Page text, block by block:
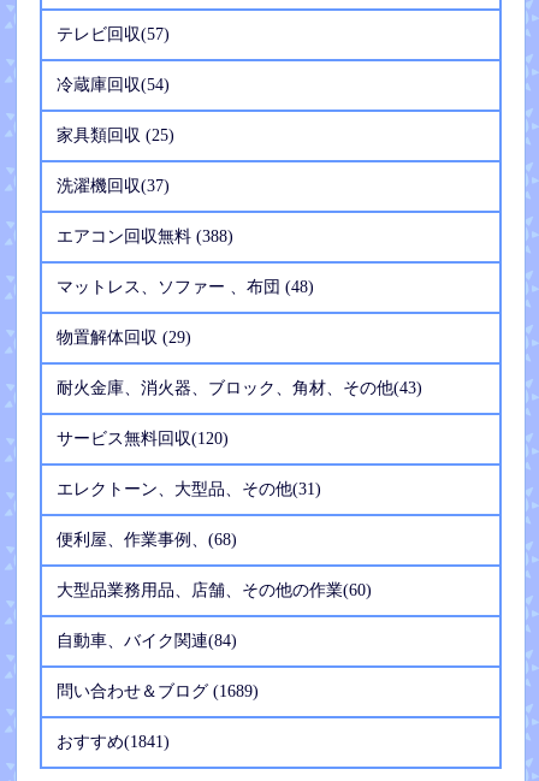
テレビ回収(57)
冷蔵庫回収(54)
家具類回収 (25)
洗濯機回収(37)
エアコン回収無料 (388)
マットレス、ソファー 、布団 (48)
物置解体回収 (29)
耐火金庫、消火器、ブロック、角材、その他(43)
サービス無料回収(120)
エレクトーン、大型品、その他(31)
便利屋、作業事例、(68)
大型品業務用品、店舗、その他の作業(60)
自動車、バイク関連(84)
問い合わせ＆ブログ (1689)
おすすめ(1841)